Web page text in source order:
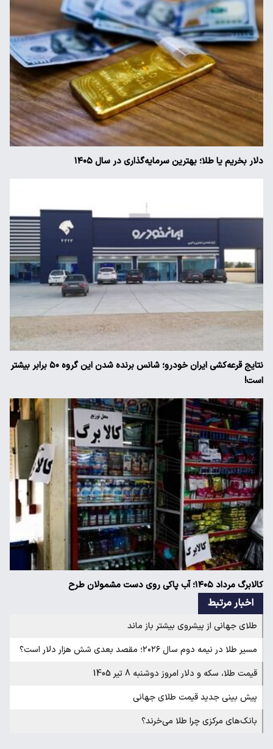
دلار بخریم یا طلا؛ بهترین سرمایه‌گذاری در سال ۱۴۰۵
نتایج قرعه‌کشی ایران خودرو؛ شانس برنده شدن این گروه ۵۰ برابر بیشتر
است!
کالابرگ مرداد ۱۴۰۵؛ آب پاکی روی دست مشمولان طرح
اخبار مرتبط
طلای جهانی از پیشروی بیشتر باز ماند
مسیر طلا در نیمه دوم سال ۲۰۲۶؛ مقصد بعدی شش هزار دلار است؟
قیمت طلا، سکه و دلار امروز دوشنبه 8 تیر 1405
پیش بینی جدید قیمت طلای جهانی
بانک‌های مرکزی چرا طلا می‌خرند؟